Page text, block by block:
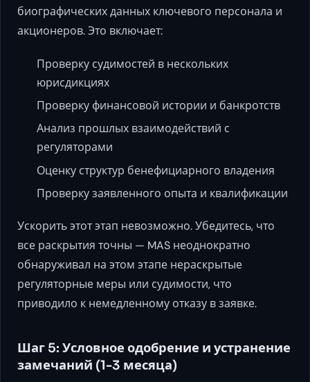
биографических данных ключевого персонала и
акционеров. Это включает:
Проверку судимостей в нескольких
юрисдикциях
Проверку финансовой истории и банкротств
Анализ прошлых взаимодействий с
регуляторами
Оценку структур бенефициарного владения
Проверку заявленного опыта и квалификации
Ускорить этот этап невозможно. Убедитесь, что
все раскрытия точны — MAS неоднократно
обнаруживал на этом этапе нераскрытые
регуляторные меры или судимости, что
приводило к немедленному отказу в заявке.
Шаг 5: Условное одобрение и устранение
замечаний (1-3 месяца)